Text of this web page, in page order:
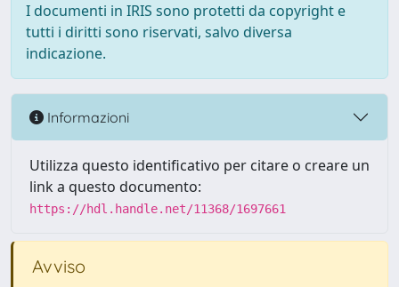
I documenti in IRIS sono protetti da copyright e
tutti i diritti sono riservati, salvo diversa
indicazione.
Informazioni
Utilizza questo identificativo per citare o creare un
link a questo documento:
https://hdl.handle.net/11368/1697661
Avviso